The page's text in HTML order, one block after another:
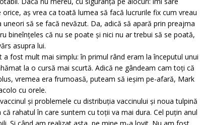
aș vrea ca toată lumea să facă lucrurile fix cum vreau
să se facă nevăzut. Da, adică să apară prin preajma
bineînțeles că nu se poate și nici nu ar trebui să se poată,
asupra lui.
fost mult mai simplu: în primul rând eram la începutul unui
la o cursă mai scurtă. Adică ne gândeam cam toți că
vremea era frumoasă, puteam să ieșim pe-afară, Mark
cu orele.
și problemele cu distribuția vaccinului și noua tulpină
rahatul în care suntem cu toții va mai dura. Cel puțin anul